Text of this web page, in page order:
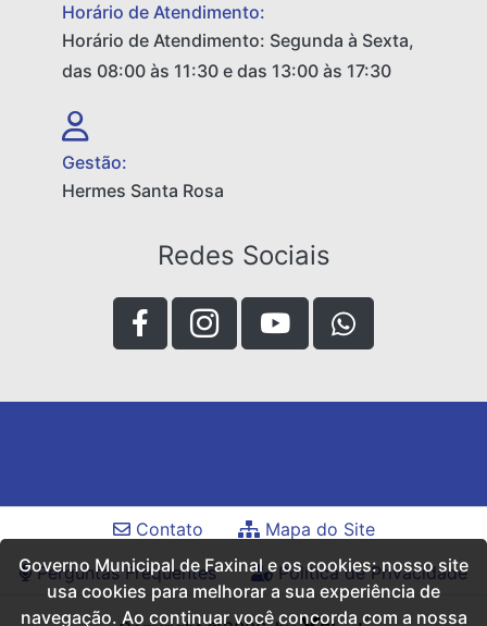
Horário de Atendimento:
Horário de Atendimento: Segunda à Sexta,
das 08:00 às 11:30 e das 13:00 às 17:30
Gestão:
Hermes Santa Rosa
Redes Sociais
Contato
Mapa do Site
Perguntas Frequentes
Política de Privacidade
Governo Municipal de Faxinal e os cookies: nosso site
usa cookies para melhorar a sua experiência de
navegação. Ao continuar você concorda com a nossa